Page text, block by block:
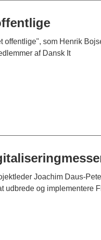
offentlige", som Henrik
af Dansk It
Joachim Daus-
udbrede og implementere